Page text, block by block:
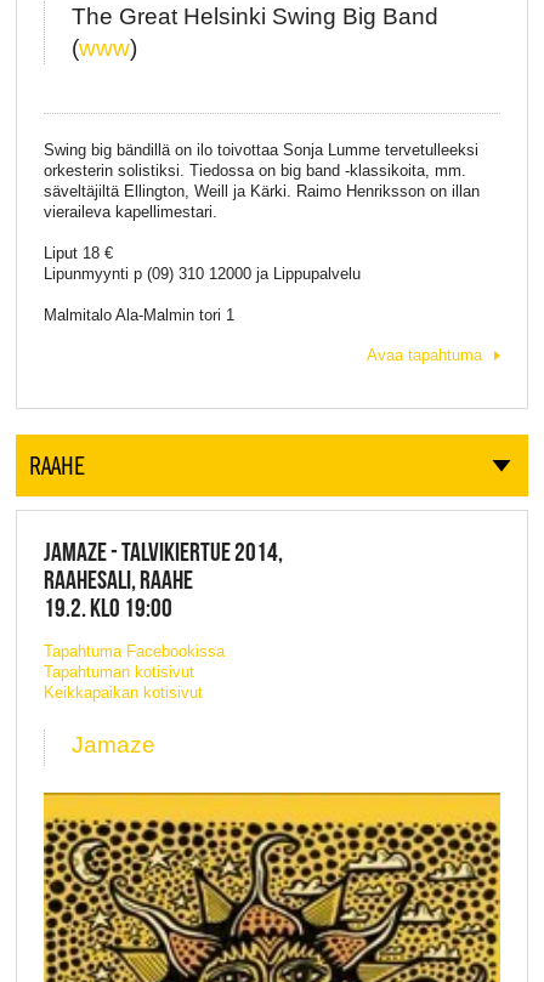
The Great Helsinki Swing Big Band
(www)
Swing big bändillä on ilo toivottaa Sonja Lumme tervetulleeksi
orkesterin solistiksi. Tiedossa on big band -klassikoita, mm.
säveltäjiltä Ellington, Weill ja Kärki. Raimo Henriksson on illan
vieraileva kapellimestari.
Liput 18 €
Lipunmyynti p (09) 310 12000 ja Lippupalvelu
Malmitalo Ala-Malmin tori 1
Avaa tapahtuma
RAAHE
JAMAZE - TALVIKIERTUE 2014,
RAAHESALI, RAAHE
19.2. KLO 19:00
Tapahtuma Facebookissa
Tapahtuman kotisivut
Keikkapaikan kotisivut
Jamaze